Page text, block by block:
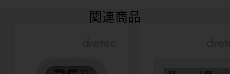
関連商品